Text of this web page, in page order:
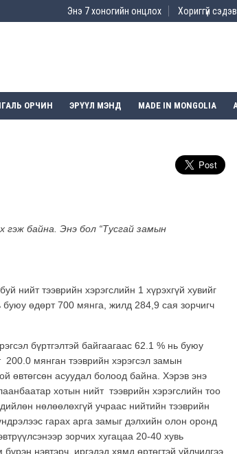
Энэ 7 хоногийн онцлох Хориггүй сэдэв
ОРЧИН ЭРҮҮЛ МЭНД MADE IN MONGOLIA
байна. Энэ бол “Тусгай замын
нийт тээврийн хэрэгслийн 1 хүрэхгүй хувийг
буюу өдөрт 700 мянга, жилд 284,9 сая зорчигч
бүртгэлтэй байгаагаас 62.1 % нь буюу
мянган тээврийн хэрэгсэл замын
өвтөгсөн асуудал болоод байна. Хэрэв энэ
хотын нийт тээврийн хэрэгслийн тоо
нөлөөлөхгүй учраас нийтийн тээврийн
гарах арга замыг дэлхийн олон оронд
зорчих хугацаа 20-40 хувь
нэвтэрч, иргэдэд хямд өртөгтэй үйлчилгээ